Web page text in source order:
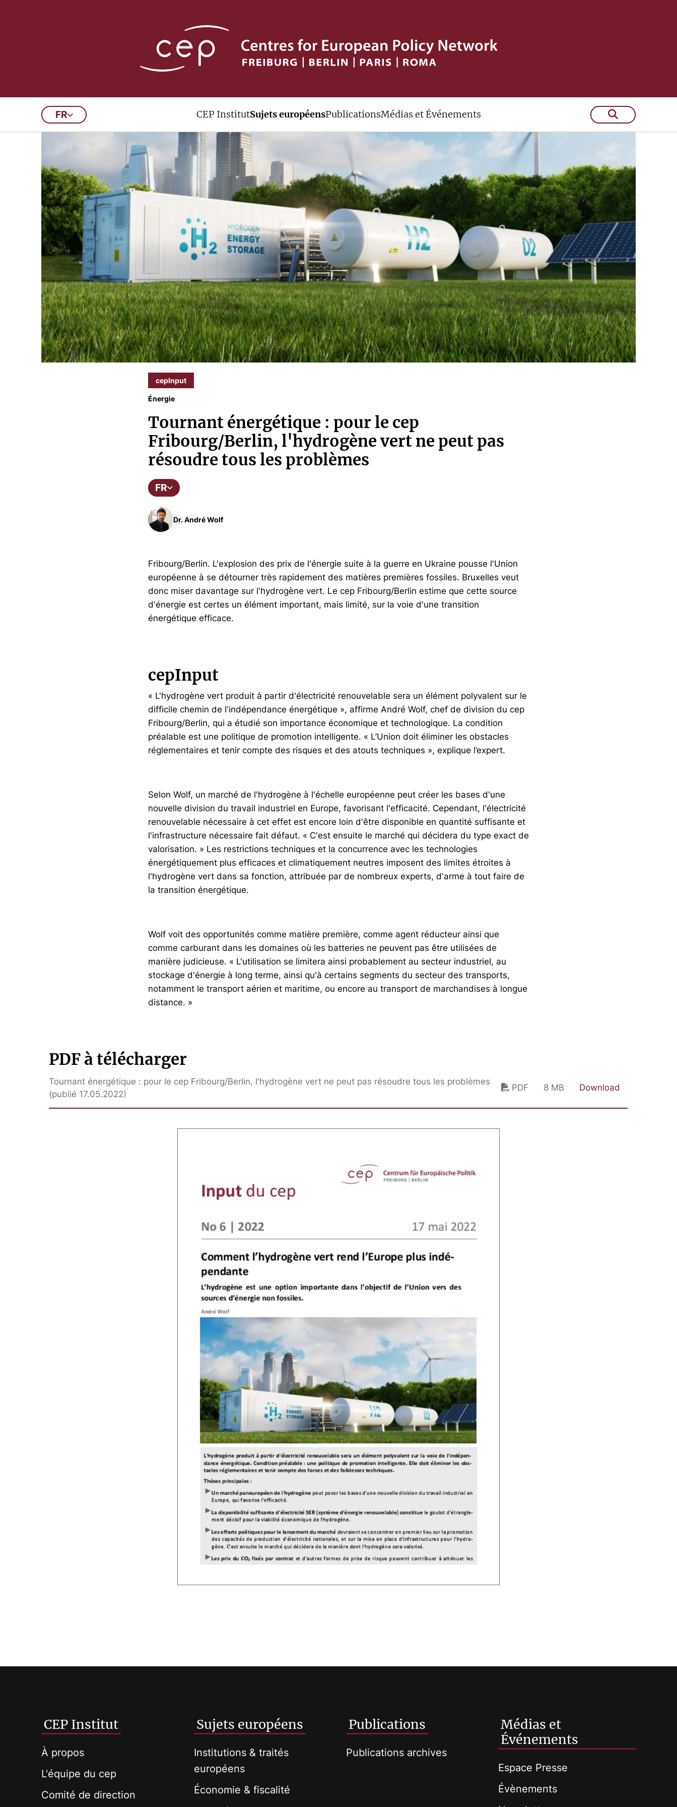
FR CEP InstitutSujets européensPublicationsMédias et Événements
cepInput
Énergie
Tournant énergétique : pour le cep
Fribourg/Berlin, l'hydrogène vert ne peut pas
résoudre tous les problèmes
FR
Dr. André Wolf
Fribourg/Berlin. L'explosion des prix de l'énergie suite à la guerre en Ukraine pousse l'Union
européenne à se détourner très rapidement des matières premières fossiles. Bruxelles veut
donc miser davantage sur l'hydrogène vert. Le cep Fribourg/Berlin estime que cette source
d'énergie est certes un élément important, mais limité, sur la voie d'une transition
énergétique efficace.
cepInput
« L'hydrogène vert produit à partir d'électricité renouvelable sera un élément polyvalent sur le
difficile chemin de l'indépendance énergétique », affirme André Wolf, chef de division du cep
Fribourg/Berlin, qui a étudié son importance économique et technologique. La condition
préalable est une politique de promotion intelligente. « L’Union doit éliminer les obstacles
réglementaires et tenir compte des risques et des atouts techniques », explique l’expert.
Selon Wolf, un marché de l'hydrogène à l'échelle européenne peut créer les bases d'une
nouvelle division du travail industriel en Europe, favorisant l'efficacité. Cependant, l'électricité
renouvelable nécessaire à cet effet est encore loin d'être disponible en quantité suffisante et
l'infrastructure nécessaire fait défaut. « C'est ensuite le marché qui décidera du type exact de
valorisation. » Les restrictions techniques et la concurrence avec les technologies
énergétiquement plus efficaces et climatiquement neutres imposent des limites étroites à
l'hydrogène vert dans sa fonction, attribuée par de nombreux experts, d'arme à tout faire de
la transition énergétique.
Wolf voit des opportunités comme matière première, comme agent réducteur ainsi que
comme carburant dans les domaines où les batteries ne peuvent pas être utilisées de
manière judicieuse. « L'utilisation se limitera ainsi probablement au secteur industriel, au
stockage d'énergie à long terme, ainsi qu'à certains segments du secteur des transports,
notamment le transport aérien et maritime, ou encore au transport de marchandises à longue
distance. »
PDF à télécharger
Tournant énergétique : pour le cep Fribourg/Berlin, l'hydrogène vert ne peut pas résoudre tous les problèmes
(publié 17.05.2022)
PDF 8 MB Download
CEP Institut
À propos
L'équipe du cep
Comité de direction
Sujets européens
Institutions & traités
européens
Économie & fiscalité
Publications
Publications archives
Médias et
Événements
Espace Presse
Évènements